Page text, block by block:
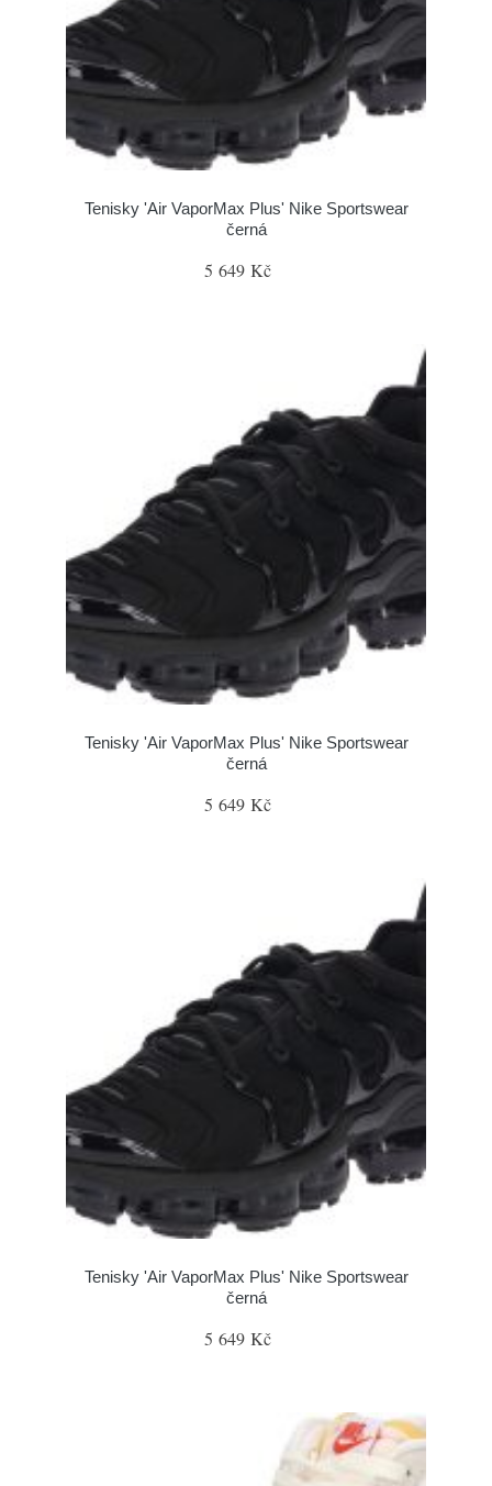
Tenisky 'Air VaporMax Plus' Nike Sportswear
černá
5 649 Kč
Tenisky 'Air VaporMax Plus' Nike Sportswear
černá
5 649 Kč
Tenisky 'Air VaporMax Plus' Nike Sportswear
černá
5 649 Kč